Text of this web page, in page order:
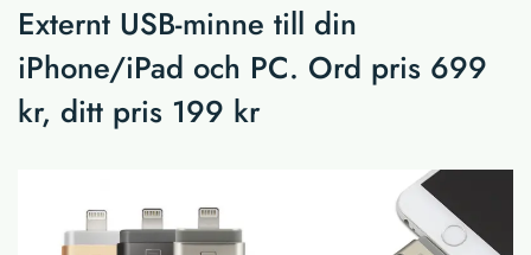
Externt USB-minne till din
iPhone/iPad och PC. Ord pris 699
kr, ditt pris 199 kr